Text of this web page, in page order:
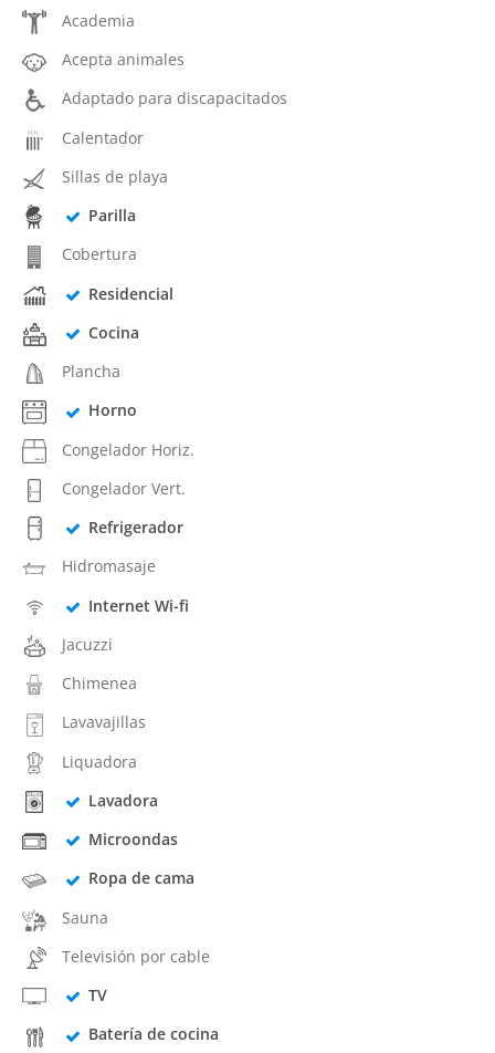
Academia
Acepta animales
Adaptado para discapacitados
Calentador
Sillas de playa
Parilla
Cobertura
Residencial
Cocina
Plancha
Horno
Congelador Horiz.
Congelador Vert.
Refrigerador
Hidromasaje
Internet Wi-fi
Jacuzzi
Chimenea
Lavavajillas
Liquadora
Lavadora
Microondas
Ropa de cama
Sauna
Televisión por cable
TV
Batería de cocina